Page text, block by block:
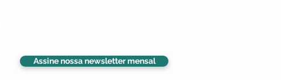
Assine nossa newsletter mensal